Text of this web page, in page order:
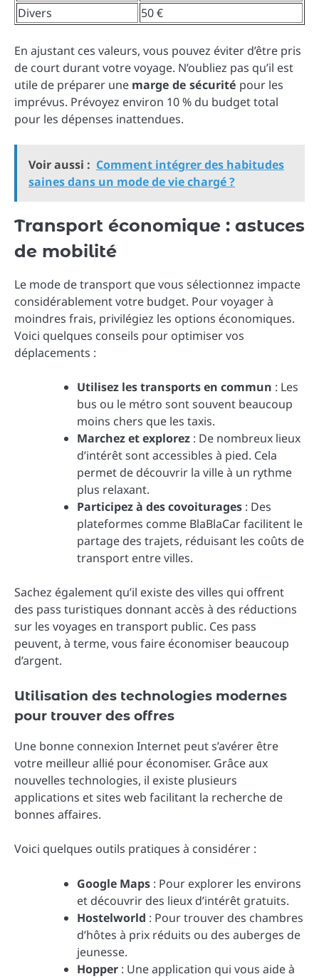
Divers
50 €
En ajustant ces valeurs, vous pouvez éviter d’être pris
de court durant votre voyage. N’oubliez pas qu’il est
utile de préparer une marge de sécurité pour les
imprévus. Prévoyez environ 10 % du budget total
pour les dépenses inattendues.
Voir aussi : Comment intégrer des habitudes
saines dans un mode de vie chargé ?
Transport économique : astuces
de mobilité
Le mode de transport que vous sélectionnez impacte
considérablement votre budget. Pour voyager à
moindres frais, privilégiez les options économiques.
Voici quelques conseils pour optimiser vos
déplacements :
Utilisez les transports en commun : Les
bus ou le métro sont souvent beaucoup
moins chers que les taxis.
Marchez et explorez : De nombreux lieux
d’intérêt sont accessibles à pied. Cela
permet de découvrir la ville à un rythme
plus relaxant.
Participez à des covoiturages : Des
plateformes comme BlaBlaCar facilitent le
partage des trajets, réduisant les coûts de
transport entre villes.
Sachez également qu’il existe des villes qui offrent
des pass turistiques donnant accès à des réductions
sur les voyages en transport public. Ces pass
peuvent, à terme, vous faire économiser beaucoup
d’argent.
Utilisation des technologies modernes
pour trouver des offres
Une bonne connexion Internet peut s’avérer être
votre meilleur allié pour économiser. Grâce aux
nouvelles technologies, il existe plusieurs
applications et sites web facilitant la recherche de
bonnes affaires.
Voici quelques outils pratiques à considérer :
Google Maps : Pour explorer les environs
et découvrir des lieux d’intérêt gratuits.
Hostelworld : Pour trouver des chambres
d’hôtes à prix réduits ou des auberges de
jeunesse.
Hopper : Une application qui vous aide à